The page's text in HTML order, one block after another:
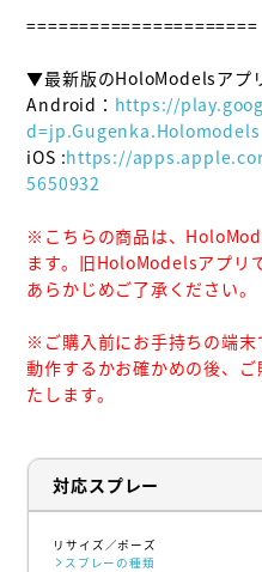
======================
▼最新版のHoloModelsアプ
Android： https://
d=jp.Gugenka.Holomodels
iOS :https://
5650932
※こちらの商品は、
ます。旧HoloModelsアプリ
あらかじめご了承ください。
※ご購入前にお手持ちの端
動作するかお確かめの後、
たします。
対応スプレー
リサイズ
ポーズ
スプレーの種類